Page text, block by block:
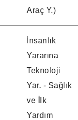
Araç Y.)
İnsanlık
Yararına
Teknoloji
Yar. - Sağlık
ve İlk
Yardım